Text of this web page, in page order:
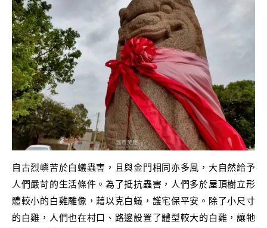
自古烈嶼苦於白蟻蟲害，且與金門相同亦多風，大自然給予
人們嚴苛的生活條件。為了抵抗蟲害，人們多於屋頂樹立形
體較小的白雞雕像，藉以克白蟻，護宅保平安。除了小尺寸
的白雞，人們也在村口、路邊設置了體型較大的白雞，讓牠